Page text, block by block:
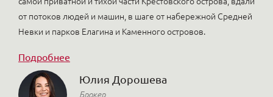
от потоков людей и машин, в шаге от набережной Средней
Невки и парков Елагина и Каменного островов.
Подробнее
Юлия Дорошева
Брокер